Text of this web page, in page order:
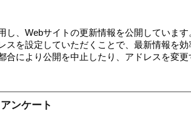
し、Webサイトの更新情報を公開しています
スを設定していただくことで、最新情報を効
合により公開を中止したり、アドレスを変
ンケート